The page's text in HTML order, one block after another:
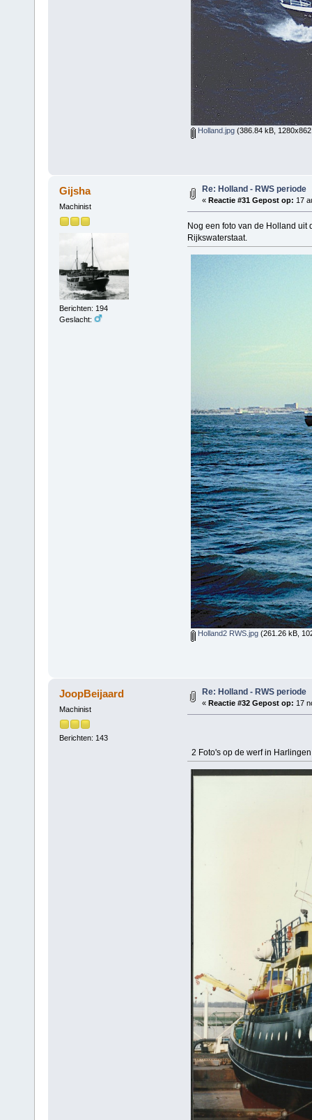
Holland.jpg(386.84 kB,
Gijsha
Machinist
Berichten: 194
Geslacht:
Re: Holland - RWS periode
« Reactie #31 Gepost op: 17
Nog een foto van de Holland uit
Rijkswaterstaat.
Holland2 RWS.jpg(261.26 kB,
JoopBeijaard
Machinist
Berichten: 143
Re: Holland - RWS periode
« Reactie #32 Gepost op: 17
2 Foto's op de werf in